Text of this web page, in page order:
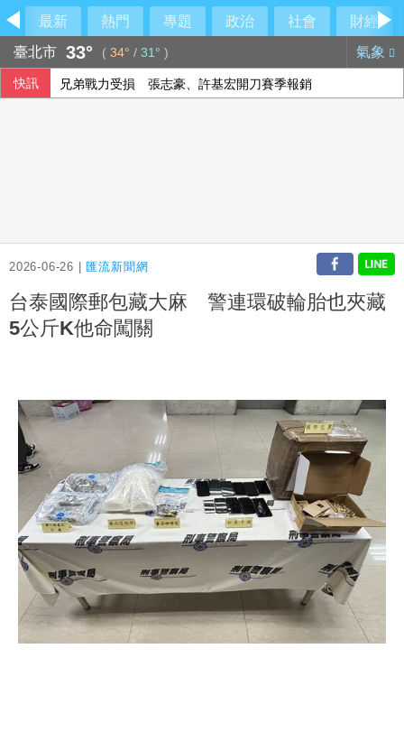
最新 熱門 專題 政治 社會
財經
臺北市 33° ( 34° / 31° ) 氣象
快訊 兄弟戰力受損 張志豪、許基宏開刀賽季報銷
2026-06-26 | 匯流新聞網
台泰國際郵包藏大麻 警連環破輪胎也夾藏
5公斤K他命闖關